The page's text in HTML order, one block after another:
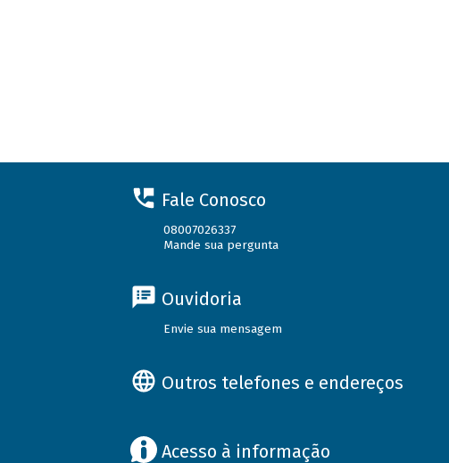
Fale Conosco
08007026337
Mande sua pergunta
Ouvidoria
Envie sua mensagem
Outros telefones e endereços
Acesso à informação